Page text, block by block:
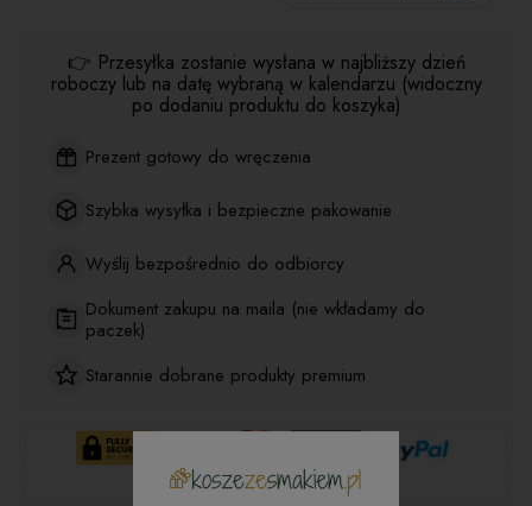
👉 Przesyłka zostanie wysłana w najbliższy dzień
roboczy lub na datę wybraną w kalendarzu (widoczny
po dodaniu produktu do koszyka)
Prezent gotowy do wręczenia
Szybka wysyłka i bezpieczne pakowanie
Wyślij bezpośrednio do odbiorcy
Dokument zakupu na maila (nie wkładamy do
paczek)
Starannie dobrane produkty premium